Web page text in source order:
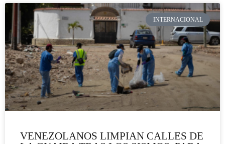
INTERNACIONAL
VENEZOLANOS LIMPIAN CALLES DE